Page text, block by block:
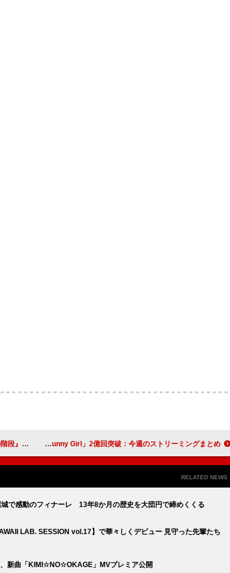
メMV公開 Da-iCE「I wonder」3億回突破／AKASAKI「Bunny Girl」2億回突破：今週のストリーミングまとめ
RELATED NEWS
で感動のフィナーレ 13年8か月の歴史を大団円で締めくくる
LAB. SESSION vol.17】で華々しくデビュー 見守った先輩たち
新曲「KIMI☆NO☆OKAGE」MVプレミア公開